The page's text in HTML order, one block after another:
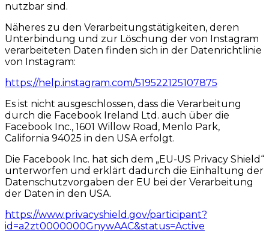
nutzbar sind.
Näheres zu den Verarbeitungstätigkeiten, deren
Unterbindung und zur Löschung der von Instagram
verarbeiteten Daten finden sich in der Datenrichtlinie
von Instagram:
https://help.instagram.com/519522125107875
Es ist nicht ausgeschlossen, dass die Verarbeitung
durch die Facebook Ireland Ltd. auch über die
Facebook Inc., 1601 Willow Road, Menlo Park,
California 94025 in den USA erfolgt.
Die Facebook Inc. hat sich dem „EU-US Privacy Shield“
unterworfen und erklärt dadurch die Einhaltung der
Datenschutzvorgaben der EU bei der Verarbeitung
der Daten in den USA.
https://www.privacyshield.gov/participant?
id=a2zt0000000GnywAAC&status=Active